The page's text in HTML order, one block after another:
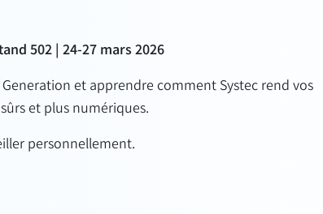
502 | 24-27 mars 2026
Generation et apprendre comment Systec rend vos
et plus numériques.
personnellement.